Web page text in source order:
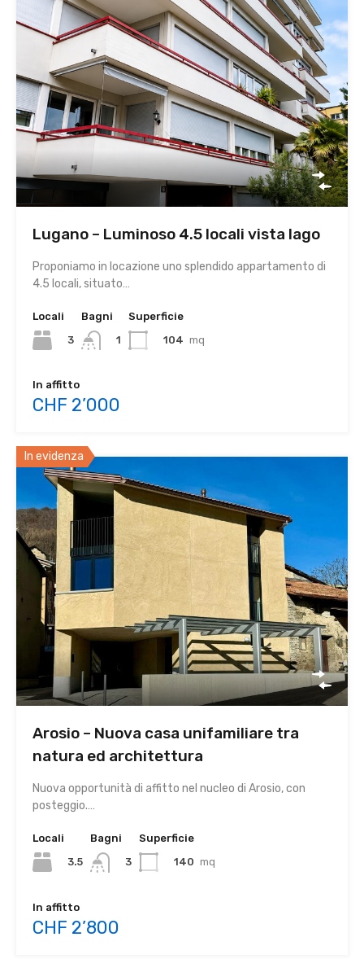
Lugano – Luminoso 4.5 locali vista lago
Proponiamo in locazione uno splendido appartamento di
4.5 locali, situato…
Locali
3
Bagni
1
Superficie
104 mq
In affitto
CHF 2’000
In evidenza
Arosio – Nuova casa unifamiliare tra
natura ed architettura
Nuova opportunità di affitto nel nucleo di Arosio, con
posteggio.…
Locali
3.5
Bagni
3
Superficie
140 mq
In affitto
CHF 2’800